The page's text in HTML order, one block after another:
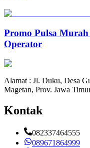
Promo Pulsa
Operator
Alamat : Jl. Duku, Desa
Magetan, Prov. Jawa
Kontak
082337464555
089671864999